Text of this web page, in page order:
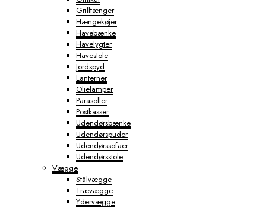
Grilltænger
Hængekøjer
Havebænke
Havelygter
Havestole
Jordspyd
Lanterner
Olielamper
Parasoller
Postkasser
Udendørsbænke
Udendørspuder
Udendørssofaer
Udendørsstole
Vægge
Stålvægge
Trævægge
Ydervægge